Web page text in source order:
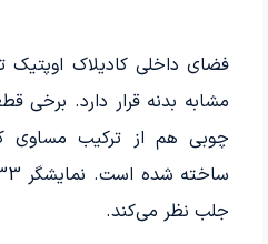
فضای داخلی کادیلاک
مشابه بدنه قرار دارد. برخی
چوبی هم از ترکیب مساوی
جلب نظر می­‌کند.